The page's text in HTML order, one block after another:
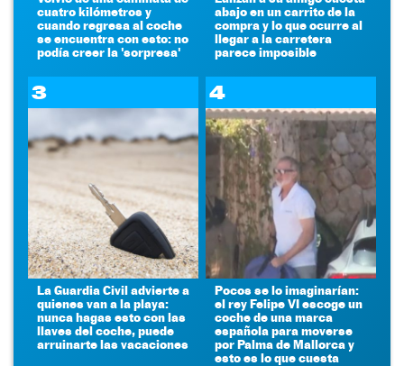
cuatro kilómetros y
cuando regresa al coche
se encuentra con esto: no
podía creer la 'sorpresa'
abajo en un carrito de la
compra y lo que ocurre al
llegar a la carretera
parece imposible
3
La Guardia Civil advierte a
quienes van a la playa:
nunca hagas esto con las
llaves del coche, puede
arruinarte las vacaciones
4
Pocos se lo imaginarían:
el rey Felipe VI escoge un
coche de una marca
española para moverse
por Palma de Mallorca y
esto es lo que cuesta